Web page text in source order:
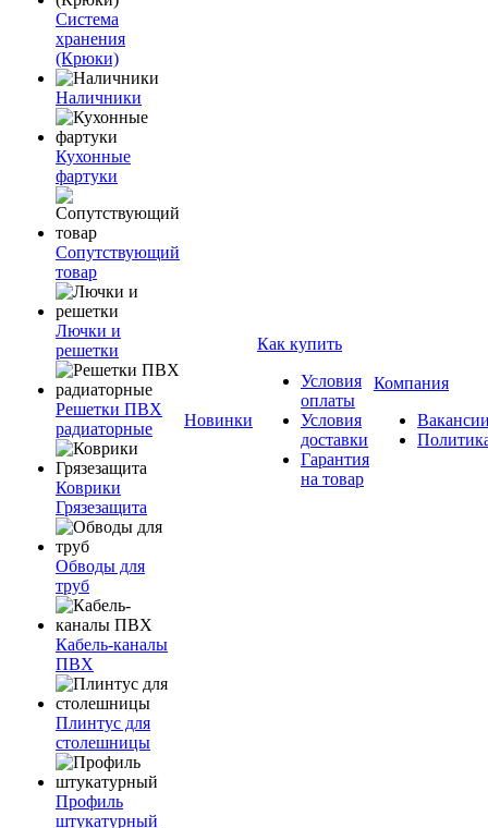
Система
хранения
(Крюки)
Наличники
Кухонные
фартуки
Сопутствующий
товар
Лючки и
решетки
Решетки ПВХ
радиаторные
Коврики
Грязезащита
Обводы для
труб
Кабель-каналы
ПВХ
Плинтус для
столешницы
Профиль
штукатурный
Новинки
Как купить
Условия
оплаты
Условия
доставки
Гарантия
на товар
Компания